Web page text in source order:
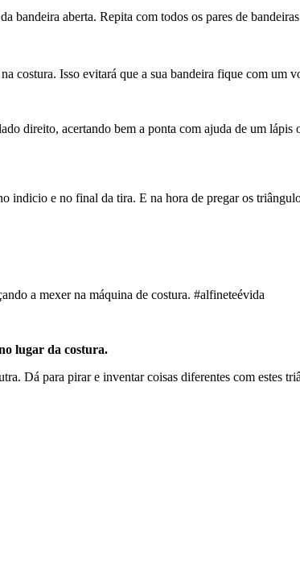
bandeira aberta. Repita com todos os pares de
costura. Isso evitará que a sua bandeira fique com um
direito, acertando bem a ponta com ajuda de um
indicio e no final da tira. E na hora de pregar os
a mexer na máquina de costura. #alfineteévida
lugar da costura.
Dá para pirar e inventar coisas diferentes com estes